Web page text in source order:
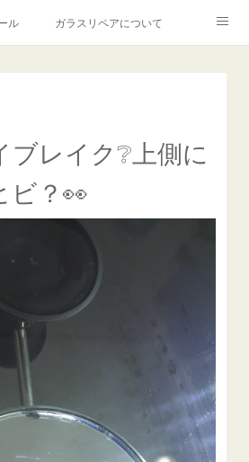
ル ガラスリペアについて
ガラスキズ取り・研磨・磨き
リートメント『アクアペル』
の良心的価格の理由について
レイク❔上側に
ビ？👀